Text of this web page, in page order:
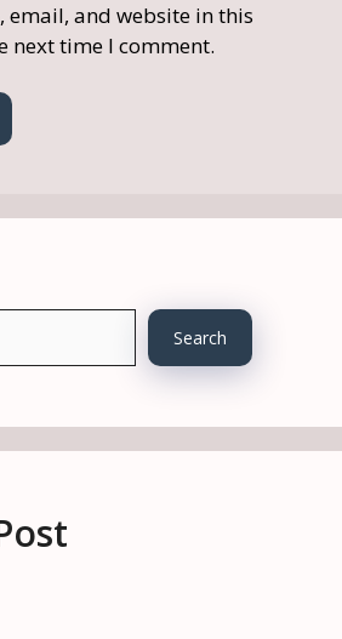
email, and website in this
next time I comment.
Search